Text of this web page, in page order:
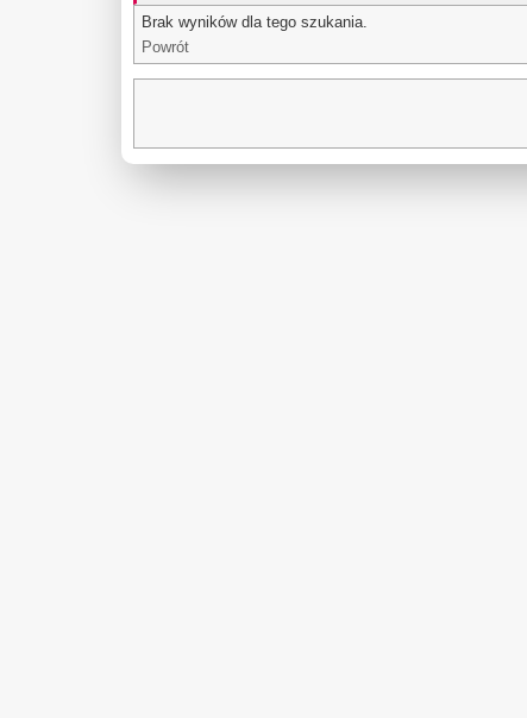
Brak wyników dla tego szukania.
Powrót